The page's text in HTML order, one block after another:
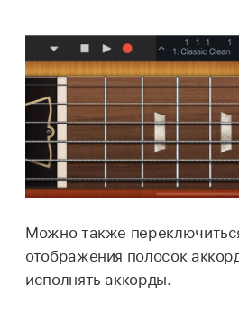
Можно также
отображения полосок
исполнять аккорды.